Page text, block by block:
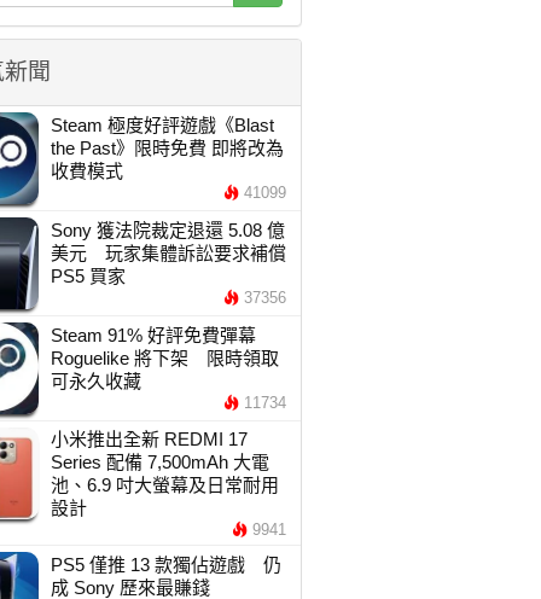
聞
Steam 極度好評遊戲《Blast
the Past》限時免費 即將改為
收費模式
41099
Sony 獲法院裁定退還 5.08 億
美元 玩家集體訴訟要求補償
PS5 買家
37356
Steam 91% 好評免費彈幕
Roguelike 將下架 限時領取
可永久收藏
11734
小米推出全新 REDMI 17
Series 配備 7,500mAh 大電
池、6.9 吋大螢幕及日常耐用
設計
9941
PS5 僅推 13 款獨佔遊戲 仍
成 Sony 歷來最賺錢